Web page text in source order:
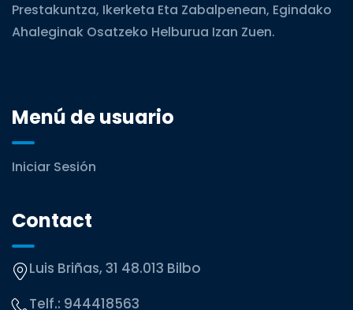
Prestakuntza, Ikerketa Eta Zabalpenean, Egindako
Ahaleginak Osatzeko Helburua Izan Zuen.
Menú de usuario
Iniciar Sesión
Contact
Luis Briñas, 31 48.013 Bilbo
Telf.: 944418563